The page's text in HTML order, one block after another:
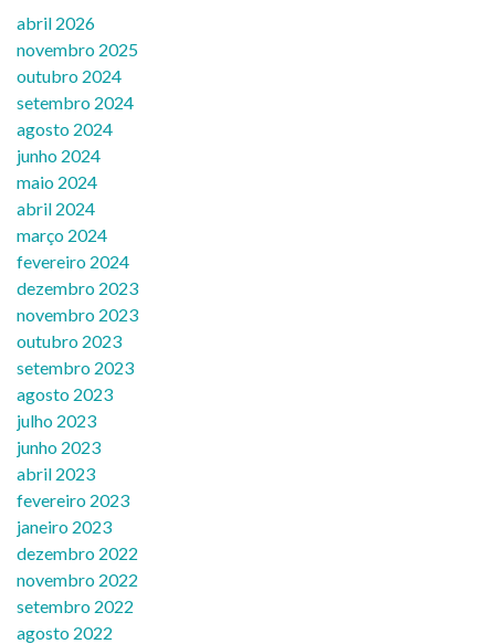
abril 2026
novembro 2025
outubro 2024
setembro 2024
agosto 2024
junho 2024
maio 2024
abril 2024
março 2024
fevereiro 2024
dezembro 2023
novembro 2023
outubro 2023
setembro 2023
agosto 2023
julho 2023
junho 2023
abril 2023
fevereiro 2023
janeiro 2023
dezembro 2022
novembro 2022
setembro 2022
agosto 2022